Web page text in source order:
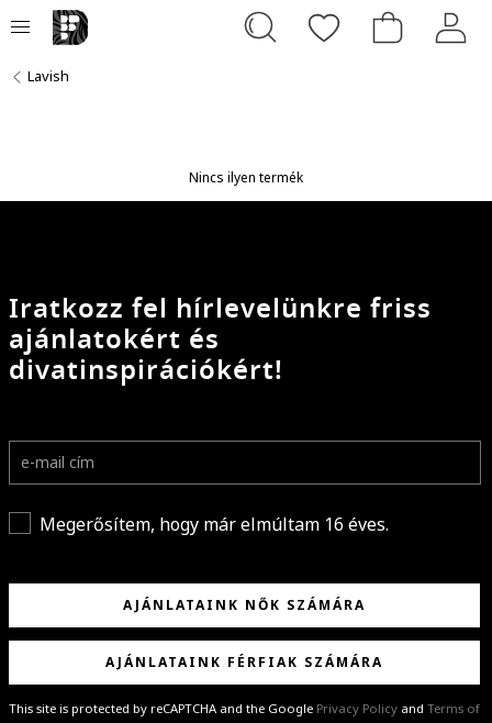
Lavish
Nincs ilyen termék
Iratkozz fel hírlevelünkre friss
ajánlatokért és
divatinspirációkért!
Megerősítem, hogy már elmúltam 16 éves.
AJÁNLATAINK NŐK SZÁMÁRA
AJÁNLATAINK FÉRFIAK SZÁMÁRA
This site is protected by reCAPTCHA and the Google Privacy Policy and Terms of